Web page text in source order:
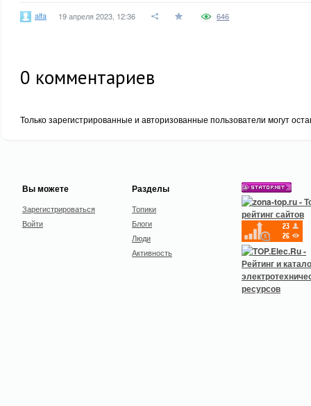
alfa 19 апреля 2023, 12:36 646
0 комментариев
Только зарегистрированные и авторизованные пользователи могут
Вы можете
Зарегистрироваться
Войти
Разделы
Топики
Блоги
Люди
Активность